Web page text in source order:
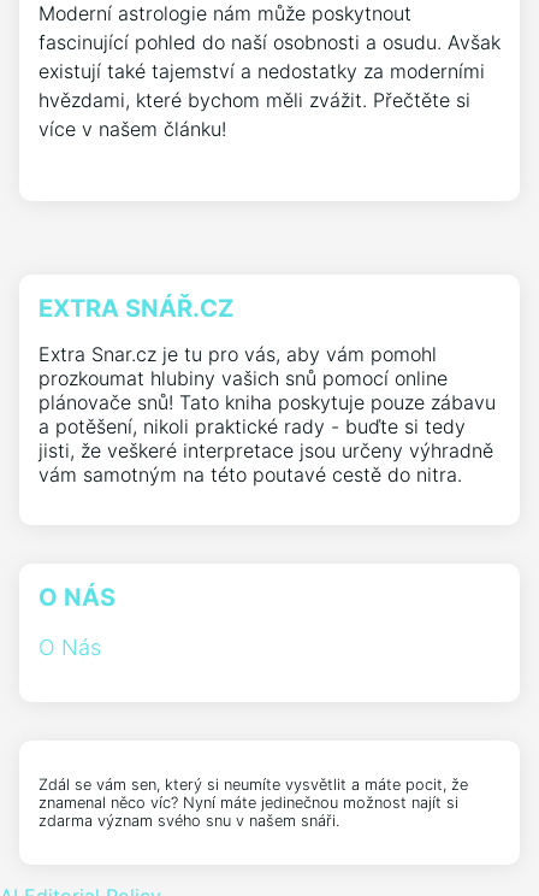
Moderní astrologie nám může poskytnout
fascinující pohled do naší osobnosti a osudu. Avšak
existují také tajemství a nedostatky za moderními
hvězdami, které bychom měli zvážit. Přečtěte si
více v našem článku!
EXTRA SNÁŘ.CZ
Extra Snar.cz je tu pro vás, aby vám pomohl
prozkoumat hlubiny vašich snů pomocí online
plánovače snů! Tato kniha poskytuje pouze zábavu
a potěšení, nikoli praktické rady - buďte si tedy
jisti, že veškeré interpretace jsou určeny výhradně
vám samotným na této poutavé cestě do nitra.
O NÁS
O Nás
Zdál se vám sen, který si neumíte vysvětlit a máte pocit, že
znamenal něco víc? Nyní máte jedinečnou možnost najít si
zdarma význam svého snu v našem snáři.